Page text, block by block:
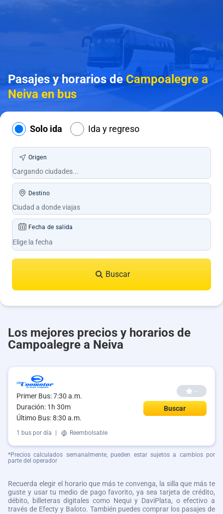
Pasajes y horarios deCampoalegre a
Neiva en bus
Solo ida Ida y regreso
Origen
Destino
Fecha de salida
Buscar
Los mejores precios y horarios de
Campoalegre a Neiva
Primer Bus: 7:30 a.m.
Duración: 1h 30m
Último Bus: 8:30 a.m.
--
Buscar
1 bus por día Reembolsable
*Precios calculados semanalmente, pueden estar sujetos a cambios por
parte del operador
Recuerda elegir el horario que más te convenga, la silla que más te
guste y usar tu medio de pago favorito, ya sea tarjeta de crédito,
débito, billeteras digitales como Nequi y DaviPlata, o efectivo a
través de Efecty y Baloto. También puedes comprar los pasajes de